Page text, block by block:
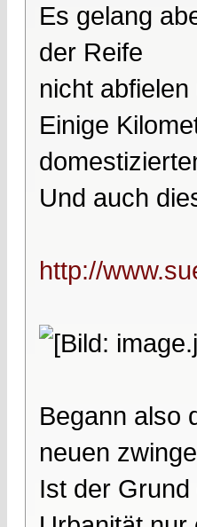
Es gelang
der Reife
nicht
Einige
Und auch
http://
Begann also
neuen
Ist der